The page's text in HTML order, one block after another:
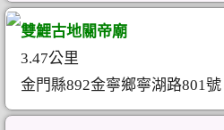
雙鯉古地關帝廟
3.47公里
金門縣892金寧鄉寧湖路801號